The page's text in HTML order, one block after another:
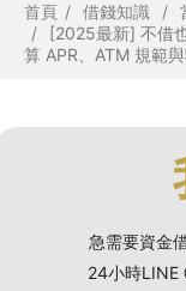
首頁 借錢知識
[2025最新] 不借
算 APR、ATM 規範
急需要資金
24小時LINE